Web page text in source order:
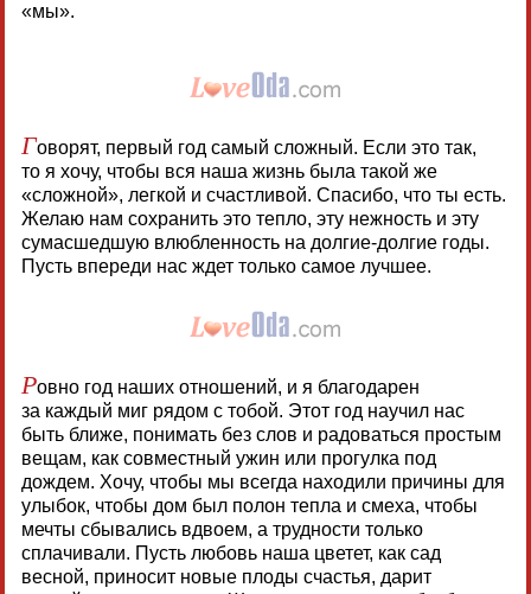
«мы».
Говорят, первый год самый сложный. Если это так,
то я хочу, чтобы вся наша жизнь была такой же
«сложной», легкой и счастливой. Спасибо, что ты есть.
Желаю нам сохранить это тепло, эту нежность и эту
сумасшедшую влюбленность на долгие-долгие годы.
Пусть впереди нас ждет только самое лучшее.
Ровно год наших отношений, и я благодарен
за каждый миг рядом с тобой. Этот год научил нас
быть ближе, понимать без слов и радоваться простым
вещам, как совместный ужин или прогулка под
дождем. Хочу, чтобы мы всегда находили причины для
улыбок, чтобы дом был полон тепла и смеха, чтобы
мечты сбывались вдвоем, а трудности только
сплачивали. Пусть любовь наша цветет, как сад
весной, приносит новые плоды счастья, дарит